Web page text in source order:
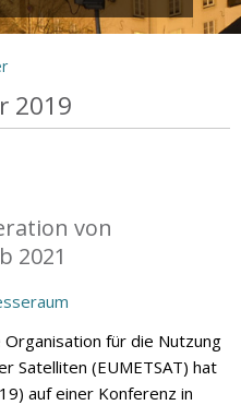
2019
von
2021
Organisation für die Nutzung
Satelliten (EUMETSAT) hat
auf einer Konferenz in